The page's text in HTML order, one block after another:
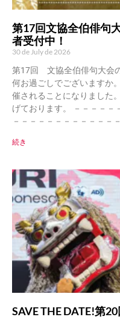
第17回文協全伯俳句
者受付中！
30 de July de 2026
第17回 文協全伯俳句大会
何お過ごしでございますか
催されることになりました
げております。 －－－－－
－－－－－－－－－－－－
続き
SAVE THE DATE!第